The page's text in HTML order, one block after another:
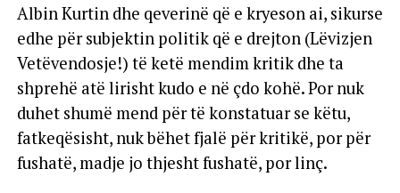
Albin Kurtin dhe qeverinë që e kryeson ai, sikurse
edhe për subjektin politik që e drejton (Lëvizjen
Vetëvendosje!) të ketë mendim kritik dhe ta
shprehë atë lirisht kudo e në çdo kohë. Por nuk
duhet shumë mend për të konstatuar se këtu,
fatkeqësisht, nuk bëhet fjalë për kritikë, por për
fushatë, madje jo thjesht fushatë, por linç.